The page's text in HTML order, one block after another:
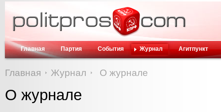
Главная Партия События Журнал Агитпункт
Главная Журнал О журнале
О журнале